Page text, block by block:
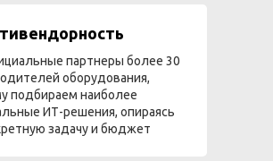
партнеры более 30
оборудования,
подбираем наиболее
ИТ-решения, опираясь
задачу и бюджет